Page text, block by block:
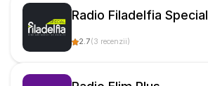
Radio Filadelfia Special
2.7(3 recenzii)